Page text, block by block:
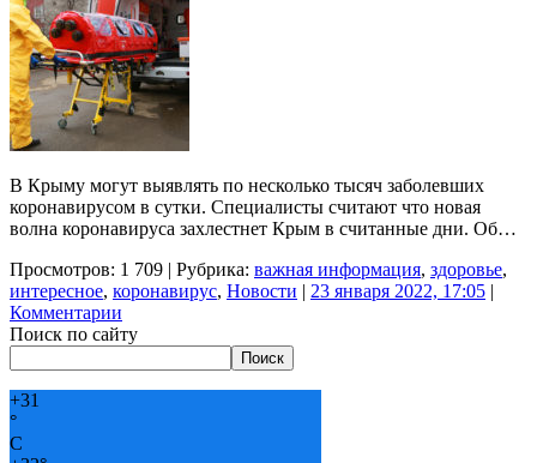
В Крыму могут выявлять по несколько тысяч заболевших
коронавирусом в сутки. Специалисты считают что новая
волна коронавируса захлестнет Крым в считанные дни. Об…
Просмотров: 1 709 | Рубрика: важная информация, здоровье,
интересное, коронавирус, Новости | 23 января 2022, 17:05 |
Комментарии
Поиск по сайту
Поиск
+31
°
C